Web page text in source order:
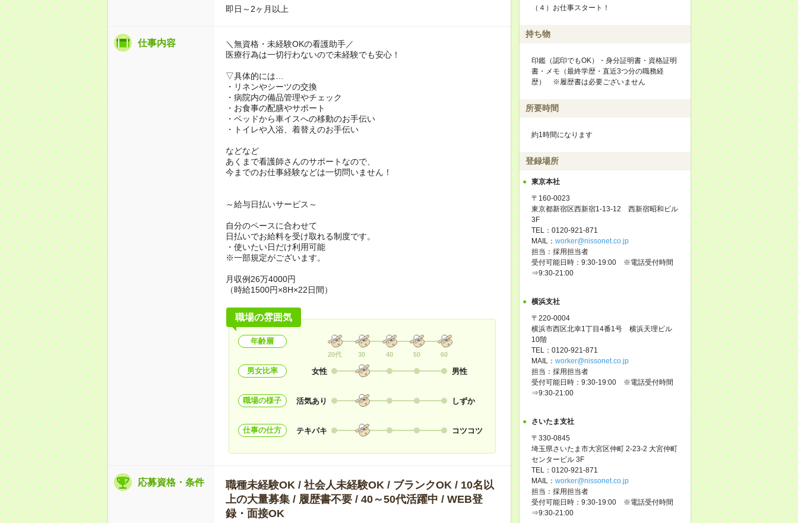
即日～2ヶ月以上
仕事内容
＼無資格・未経験OKの看護助手／
医療行為は一切行わないので未経験でも安心！
▽具体的には…
・リネンやシーツの交換
・病院内の備品管理やチェック
・お食事の配膳やサポート
・ベッドから車イスへの移動のお手伝い
・トイレや入浴、着替えのお手伝い
などなど
あくまで看護師さんのサポートなので、
今までのお仕事経験などは一切問いません！
～給与日払いサービス～
自分のペースに合わせて
日払いでお給料を受け取れる制度です。
・使いたい日だけ利用可能
※一部規定がございます。
月収例26万4000円
（時給1500円×8H×22日間）
職場の雰囲気
年齢層
20代 30 40 50 60
男女比率 女性 男性
職場の様子 活気あり しずか
仕事の仕方 テキパキ コツコツ
応募資格・条件
職種未経験OK / 社会人未経験OK / ブランクOK / 10名以
上の大量募集 / 履歴書不要 / 40～50代活躍中 / WEB登
録・面接OK
（４）お仕事スタート！
持ち物
印鑑（認印でもOK）・身分証明書・資格証明
書・メモ（最終学歴・直近3つ分の職務経
歴） ※履歴書は必要ございません
所要時間
約1時間になります
登録場所
東京本社
〒160-0023
東京都新宿区西新宿1-13-12 西新宿昭和ビル
3F
TEL：0120-921-871
MAIL： worker@nissonet.co.jp
担当：採用担当者
受付可能日時：9:30-19:00 ※電話受付時間
⇒9:30-21:00
横浜支社
〒220-0004
横浜市西区北幸1丁目4番1号 横浜天理ビル
10階
TEL：0120-921-871
MAIL： worker@nissonet.co.jp
担当：採用担当者
受付可能日時：9:30-19:00 ※電話受付時間
⇒9:30-21:00
さいたま支社
〒330-0845
埼玉県さいたま市大宮区仲町 2-23-2 大宮仲町
センタービル 3F
TEL：0120-921-871
MAIL： worker@nissonet.co.jp
担当：採用担当者
受付可能日時：9:30-19:00 ※電話受付時間
⇒9:30-21:00